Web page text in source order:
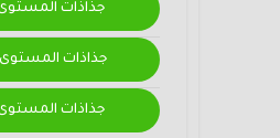
جذاذات المستوى
جذاذات المستوى
جذاذات المستوى